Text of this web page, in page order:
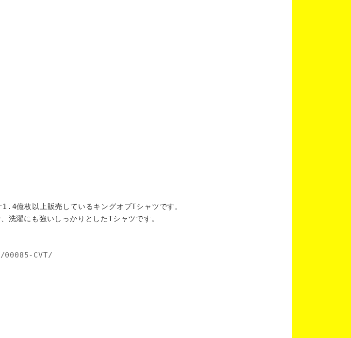
枚以上販売しているキングオブTシャツです。
濯にも強いしっかりとしたTシャツです。
CVT/